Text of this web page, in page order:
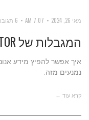
מאי 26, 2024 7:07 AM 6 תגובות
המגבלות של TOR והאפשרות לחיבור דרך VPN
נמנעים מזה.
קרא עוד ←